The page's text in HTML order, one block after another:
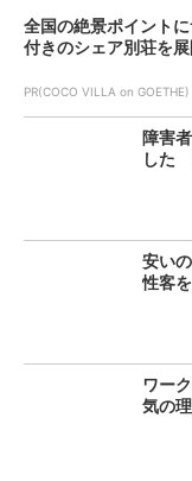
全国の絶景ポイント
付きのシェア別荘を
PR(COCO VILLA on GOETHE)
障害
した
安い
性客
ワー
気の